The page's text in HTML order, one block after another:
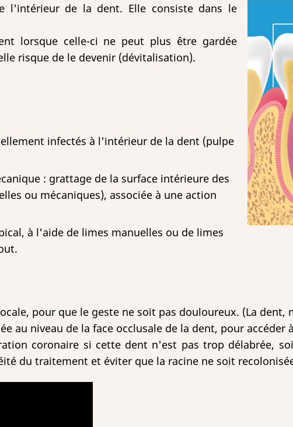
l'intérieur de la dent. Elle consiste dans le
lorsque celle-ci ne peut plus être gardée
risque de le devenir (dévitalisation).
infectés à l'intérieur de la dent (pulpe
: grattage de la surface intérieure des
ou mécaniques), associée à une action
à l'aide de limes manuelles ou de limes
pour que le geste ne soit pas douloureux. (La
au niveau de la face occlusale de la dent, pour
coronaire si cette dent n'est pas trop délabrée,
du traitement et éviter que la racine ne soit